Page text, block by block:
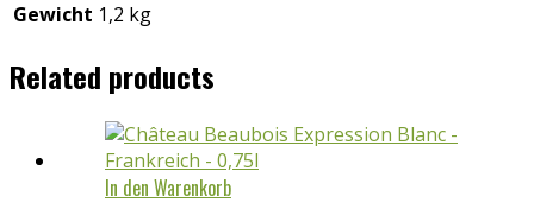
Gewicht 1,2 kg
Related products
In den Warenkorb